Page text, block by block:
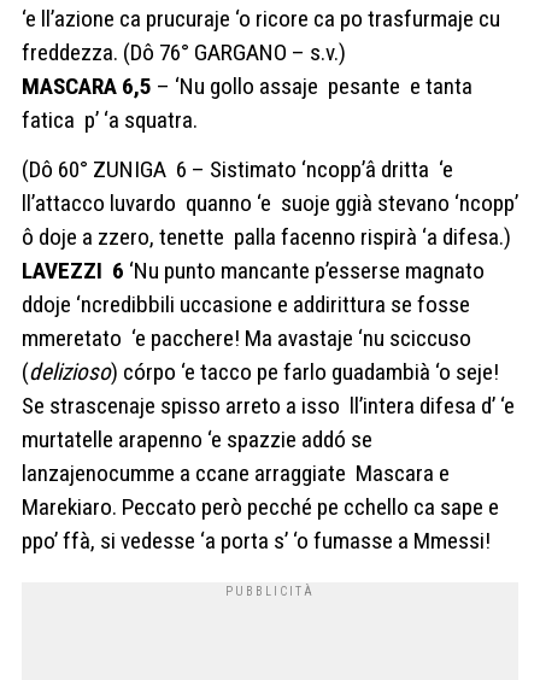
‘e ll’azione ca prucuraje ‘o ricore ca po trasfurmaje cu
freddezza. (Dô 76° GARGANO – s.v.)
MASCARA 6,5 – ‘Nu gollo assaje pesante e tanta
fatica p’ ‘a squatra.
(Dô 60° ZUNIGA 6 – Sistimato ‘ncopp’â dritta ‘e
ll’attacco luvardo quanno ‘e suoje ggià stevano ‘ncopp’
ô doje a zzero, tenette palla facenno rispirà ‘a difesa.)
LAVEZZI 6 ‘Nu punto mancante p’esserse magnato
ddoje ‘ncredibbili uccasione e addirittura se fosse
mmeretato ‘e pacchere! Ma avastaje ‘nu sciccuso
(delizioso) córpo ‘e tacco pe farlo guadambià ‘o seje!
Se strascenaje spisso arreto a isso ll’intera difesa d’ ‘e
murtatelle arapenno ‘e spazzie addó se
lanzajenocumme a ccane arraggiate Mascara e
Marekiaro. Peccato però pecché pe cchello ca sape e
ppo’ ffà, si vedesse ‘a porta s’ ‘o fumasse a Mmessi!